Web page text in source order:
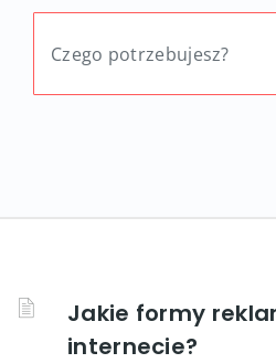
Jakie formy
internecie?